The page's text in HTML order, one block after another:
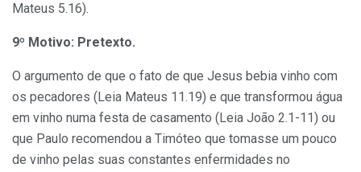
Mateus 5.16).
9º Motivo: Pretexto.
O argumento de que o fato de que Jesus bebia vinho com
os pecadores (Leia Mateus 11.19) e que transformou água
em vinho numa festa de casamento (Leia João 2.1-11) ou
que Paulo recomendou a Timóteo que tomasse um pouco
de vinho pelas suas constantes enfermidades no